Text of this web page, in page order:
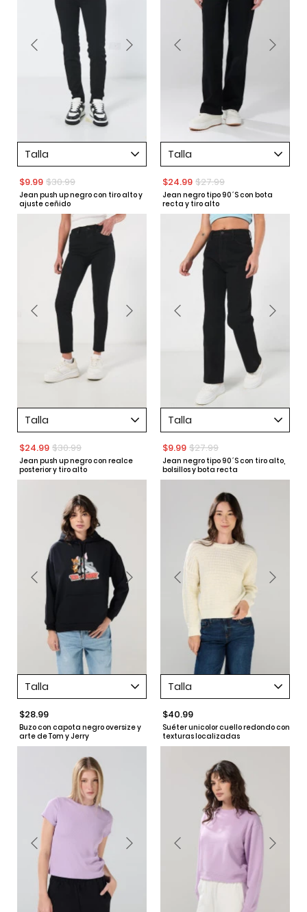
Talla
$9.99 $30.99
Jean push up negro con tiro alto y
ajuste ceñido
Talla
$24.99 $27.99
Jean negro tipo 90´S con bota
recta y tiro alto
Talla
$24.99 $30.99
Jean push up negro con realce
posterior y tiro alto
Talla
$9.99 $27.99
Jean negro tipo 90´S con tiro alto,
bolsillos y bota recta
Talla
$28.99
Buzo con capota negro oversize y
arte de Tom y Jerry
Talla
$40.99
Suéter unicolor cuello redondo con
texturas localizadas